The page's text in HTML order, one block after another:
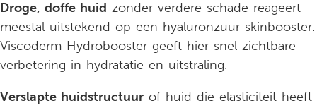
Droge, doffe huid zonder verdere schade reageert
meestal uitstekend op een hyaluronzuur skinbooster.
Viscoderm Hydrobooster geeft hier snel zichtbare
verbetering in hydratatie en uitstraling.
Verslapte huidstructuur of huid die elasticiteit heeft